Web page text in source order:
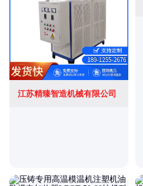
江苏精臻智造机械有限公司